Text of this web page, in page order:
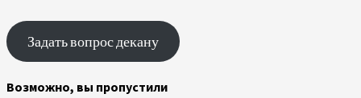
Задать вопрос декану
Возможно, вы пропустили